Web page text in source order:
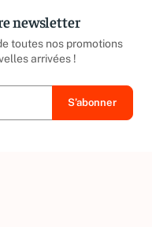
newsletter
toutes nos promotions
arrivées !